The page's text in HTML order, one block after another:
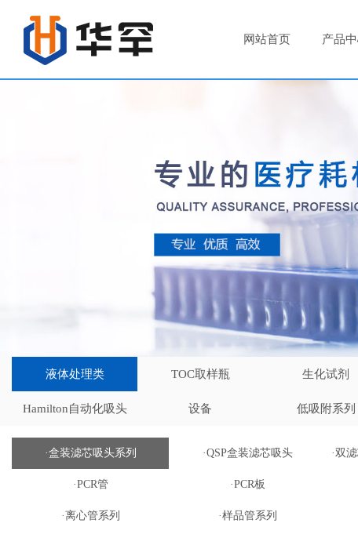
网站首页 产品
液体处理类 TOC取样瓶 生化试剂
Hamilton自动化吸头 设备 低吸附系列
·盒装滤芯吸头系列 ·QSP盒装滤芯吸头 ·双
·PCR管 ·PCR板
·离心管系列 ·样品管系列